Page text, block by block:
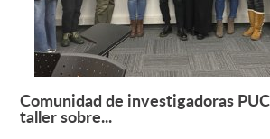
Comunidad de investigadoras
taller sobre...